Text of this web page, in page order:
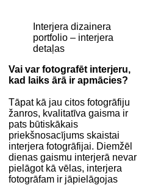
Interjera dizainera
portfolio – interjera
detaļas
Vai var fotografēt interjeru,
kad laiks ārā ir apmācies?
Tāpat kā jau citos fotogrāfiju
žanros, kvalitatīva gaisma ir
pats būtiskākais
priekšnosacījums skaistai
interjera fotogrāfijai. Diemžēl
dienas gaismu interjerā nevar
pielāgot kā vēlas, interjera
fotogrāfam ir jāpielāgojas